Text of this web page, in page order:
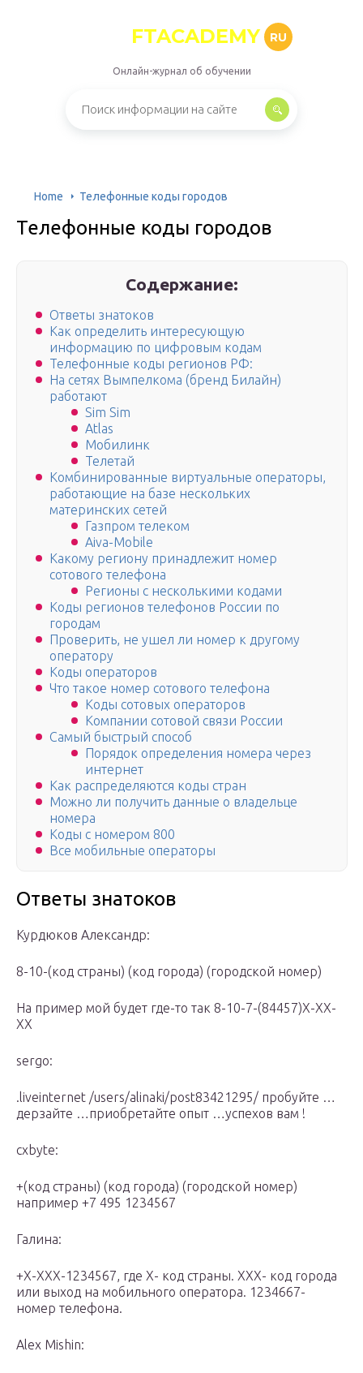
FTACADEMY RU
Онлайн-журнал об обучении
Home Телефонные коды городов
Телефонные коды городов
Содержание:
Ответы знатоков
Как определить интересующую
информацию по цифровым кодам
Телефонные коды регионов РФ:
На сетях Вымпелкома (бренд Билайн)
работают
Sim Sim
Atlas
Мобилинк
Телетай
Комбинированные виртуальные операторы,
работающие на базе нескольких
материнских сетей
Газпром телеком
Aiva-Mobile
Какому региону принадлежит номер
сотового телефона
Регионы с несколькими кодами
Коды регионов телефонов России по
городам
Проверить, не ушел ли номер к другому
оператору
Коды операторов
Что такое номер сотового телефона
Коды сотовых операторов
Компании сотовой связи России
Самый быстрый способ
Порядок определения номера через
интернет
Как распределяются коды стран
Можно ли получить данные о владельце
номера
Коды с номером 800
Все мобильные операторы
Ответы знатоков
Курдюков Александр:
8-10-(код страны) (код города) (городской номер)
На пример мой будет где-то так 8-10-7-(84457)Х-ХХ-
ХХ
sergo:
.liveinternet /users/alinaki/post83421295/ пробуйте …
дерзайте …приобретайте опыт …успехов вам !
cxbyte:
+(код страны) (код города) (городской номер)
например +7 495 1234567
Галина:
+Х-ХХХ-1234567, где Х- код страны. ХХХ- код города
или выход на мобильного оператора. 1234667-
номер телефона.
Alex Mishin: